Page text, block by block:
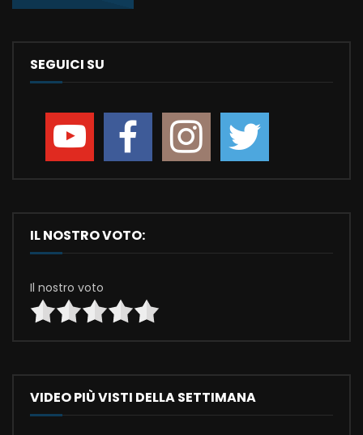
SEGUICI SU
IL NOSTRO VOTO:
Il nostro voto
VIDEO PIÙ VISTI DELLA SETTIMANA